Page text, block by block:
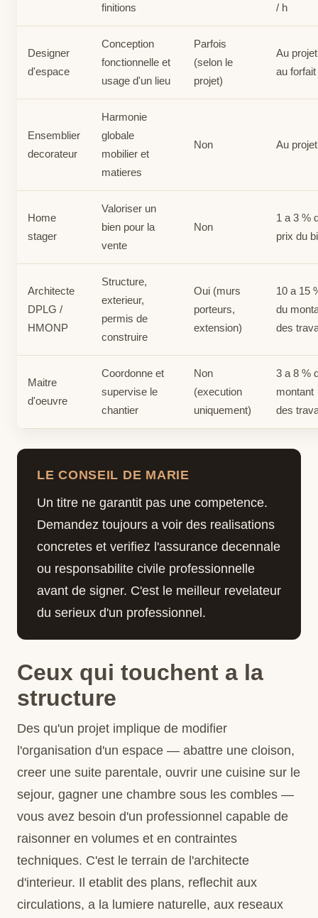
finitions
/ h
Designer
d'espace
Conception
fonctionnelle et
usage d'un lieu
Parfois
(selon le
projet)
Au
au forfait
Ensemblier
decorateur
Harmonie
globale
mobilier et
matieres
Non Au projet
Home
stager
Valoriser un
bien pour la
vente
Non
1 a 3 %
prix du
Architecte
DPLG /
HMONP
Structure,
exterieur,
permis de
construire
Oui (murs
porteurs,
extension)
10 a 15
du
des
Maitre
d'oeuvre
Coordonne et
supervise le
chantier
Non
(execution
uniquement)
3 a 8 %
montant
des
LE CONSEIL DE MARIE
Un titre ne garantit pas une competence.
Demandez toujours a voir des realisations
concretes et verifiez l'assurance decennale
ou responsabilite civile professionnelle
avant de signer. C'est le meilleur revelateur
du serieux d'un professionnel.
Ceux qui touchent a la
structure
Des qu'un projet implique de modifier
l'organisation d'un espace — abattre une cloison,
creer une suite parentale, ouvrir une cuisine sur le
sejour, gagner une chambre sous les combles —
vous avez besoin d'un professionnel capable de
raisonner en volumes et en contraintes
techniques. C'est le terrain de l'architecte
d'interieur. Il etablit des plans, reflechit aux
circulations, a la lumiere naturelle, aux reseaux